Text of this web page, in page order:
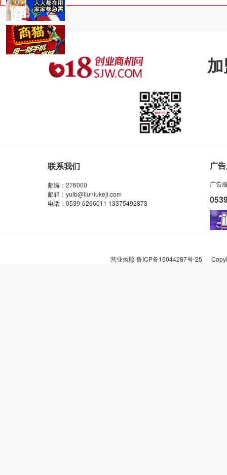
联系我们
邮编：276000
邮箱：yulb@liuniukeji.com
电话：0539-6266011 13375492873
广
广告
营业执照 鲁ICP备15044287号-25